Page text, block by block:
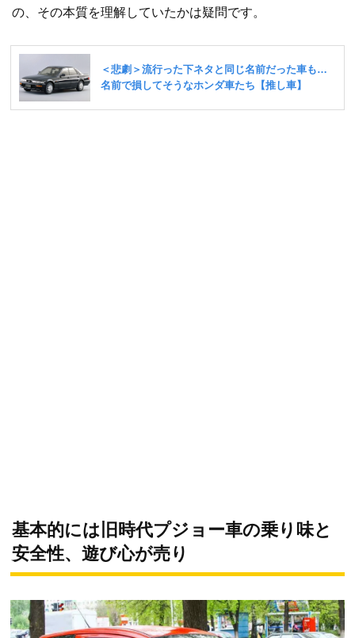
の、その本質を理解していたかは疑問です。
基本的には旧時代プジョー車の乗り味と
安全性、遊び心が売り